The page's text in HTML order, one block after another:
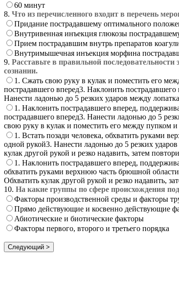
60 минут
8. Что из перечисленного входит в перечень
Придание пострадавшему оптимального
Внутривенная инъекция глюкозы
Прием пострадавшим внутрь препаратов
Внутримышечная инъекция морфина
9. Расставьте в правильной
сознании.
1. Сжать свою руку в кулак и поместить его
пострадавшего вперед3. Наклонить
Нанести ладонью до 5 резких ударов между
1. Наклонить пострадавшего вперед,
пострадавшего вперед3. Нанести ладонью до 5
свою руку в кулак и поместить его между пупком
1. Встать позади человека, обхватить руками
одной рукой3. Нанести ладонью до 5 резких
кулак другой рукой и резко надавить, затем
1. Наклонить пострадавшего вперед,
обхватить руками верхнюю часть брюшной
Обхватить кулак другой рукой и резко надавить,
10. На какие группы по сфере происхождения
Факторы производственной среды и факторы
Прямо действующие и косвенно действующие
Абиотические и биотические факторы
Факторы первого, второго и третьего порядка